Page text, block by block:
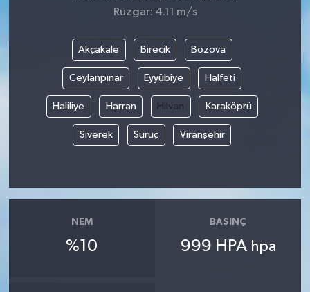
Rüzgar: 4.11 m/s
Akçakale Birecik Bozova
Ceylanpınar Eyyübiye Halfeti
Haliliye Harran Hilvan Karaköprü
Siverek Suruç Viranşehir
NEM
%10
BASINÇ
999 HPA hpa